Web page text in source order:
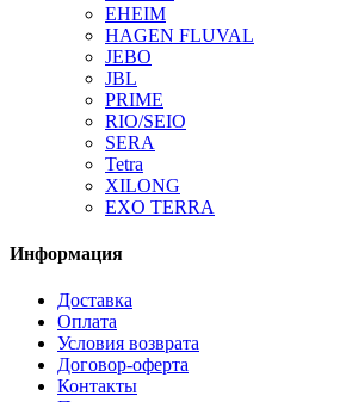
EHEIM
HAGEN FLUVAL
JEBO
JBL
PRIME
RIO/SEIO
SERA
Tetra
XILONG
EXO TERRA
Информация
Доставка
Оплата
Условия возврата
Договор-оферта
Контакты